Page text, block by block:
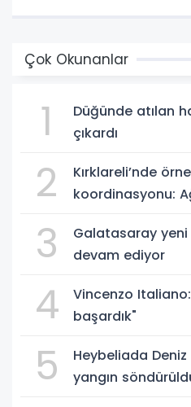
Çok Okunanlar
1
Düğünde atılan
çıkardı
2
Kırklareli’nde
koordinasyonu:
3
Galatasaray yeni
devam ediyor
4
Vincenzo
başardık"
5
Heybeliada Deniz
yangın